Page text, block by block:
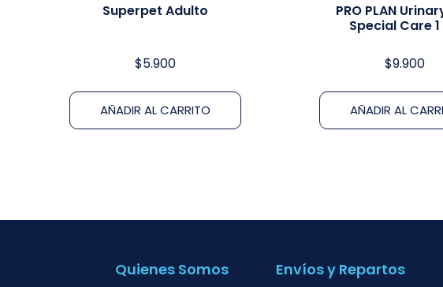
Superpet Adulto
$5.900
AÑADIR AL CARRITO
PRO PLAN
Special Care
$9.900
AÑADIR AL
Quienes Somos Envíos y Repartos